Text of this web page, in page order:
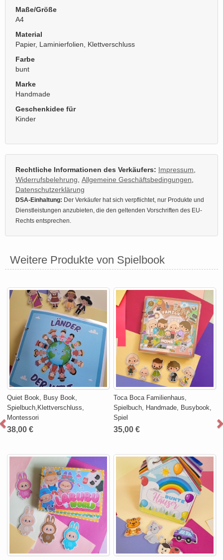
Maße/Größe
A4
Material
Papier, Laminierfolien, Klettverschluss
Farbe
bunt
Marke
Handmade
Geschenkidee für
Kinder
Rechtliche Informationen des Verkäufers: Impressum
Widerrufsbelehrung Allgemeine Geschäftsbedingungen
Datenschutzerklärung
DSA-Einhaltung: Der Verkäufer hat sich verpflichtet, nur Produkte und
Dienstleistungen anzubieten, die den geltenden Vorschriften des EU-
Rechts entsprechen.
Weitere Produkte von Spielbook
Quiet Book, Busy Book,
Spielbuch,Klettverschluss,
Montessori
38,00 €
Toca Boca Familienhaus,
Spielbuch, Handmade, Busybook,
Spiel
35,00 €